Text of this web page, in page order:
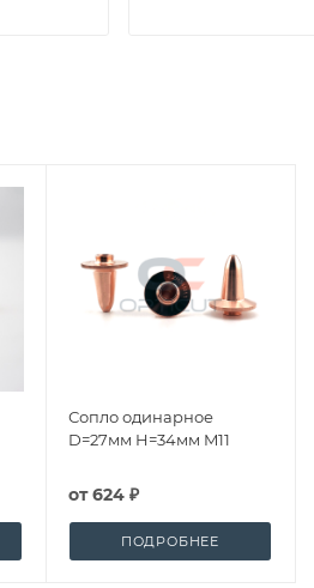
Сопло одинарное
D=27мм H=34мм M11
от624 ₽
ПОДРОБНЕЕ